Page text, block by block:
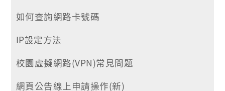
如何查詢網路卡號碼
IP設定方法
校園虛擬網路(VPN)常見問題
網頁公告線上申請操作(新)